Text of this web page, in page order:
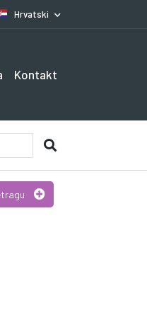
Hrvatski
Kontakt